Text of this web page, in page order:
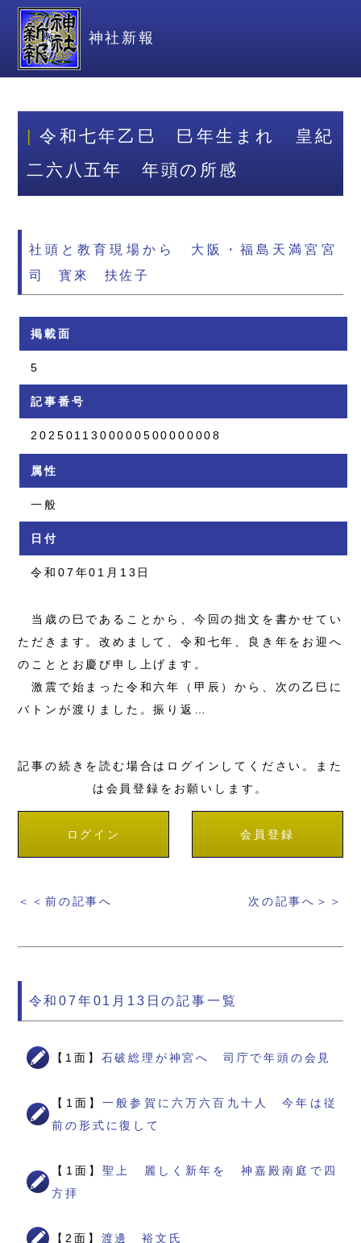
神社新報
令和七年乙巳 巳年生まれ 皇紀
二六八五年 年頭の所感
社頭と教育現場から 大阪・福島天満宮宮
司 寳來 扶佐子
掲載面
5
記事番号
2025011300000500000008
属性
一般
日付
令和07年01月13日
当歳の巳であることから、今回の拙文を書かせてい
ただきます。改めまして、令和七年、良き年をお迎へ
のこととお慶び申し上げます。
激震で始まった令和六年（甲辰）から、次の乙巳に
バトンが渡りました。振り返…
記事の続きを読む場合はログインしてください。また
は会員登録をお願いします。
ログイン 会員登録
＜＜前の記事へ 次の記事へ＞＞
令和07年01月13日の記事一覧
【1面】 石破総理が神宮へ 司庁で年頭の会見
【1面】一般参賀に六万六百九十人 今年は従
前の形式に復して
【1面】聖上 麗しく新年を 神嘉殿南庭で四
方拝
【2面】 渡邊 裕文氏